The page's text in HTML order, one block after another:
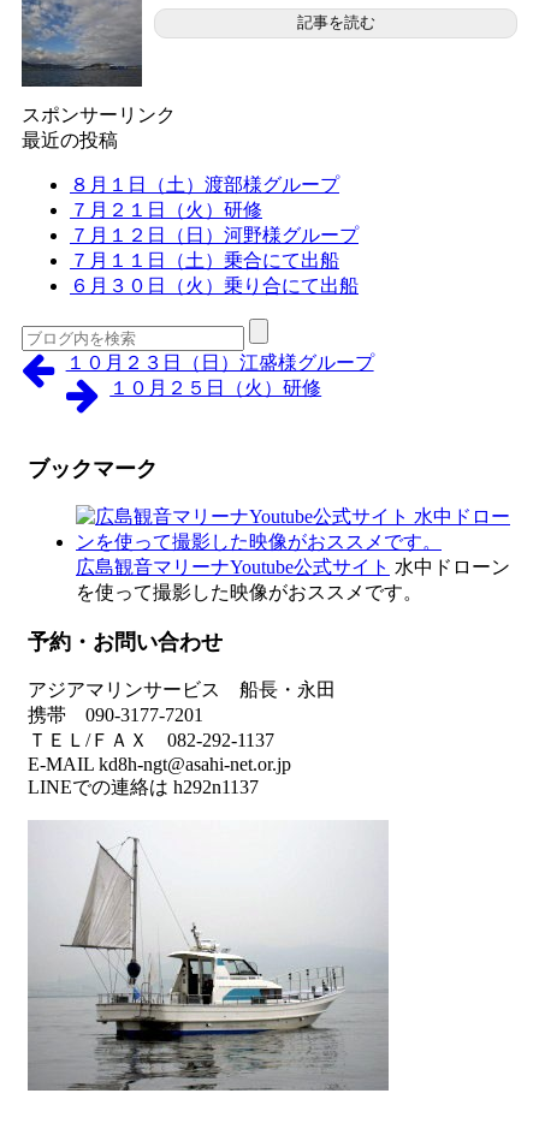
記事を読む
スポンサーリンク
最近の投稿
８月１日（土）渡部様グループ
７月２１日（火）研修
７月１２日（日）河野様グループ
７月１１日（土）乗合にて出船
６月３０日（火）乗り合にて出船
１０月２３日（日）江盛様グループ
１０月２５日（火）研修
ブックマーク
広島観音マリーナYoutube公式サイト 水中ドローン
を使って撮影した映像がおススメです。
予約・お問い合わせ
アジアマリンサービス 船長・永田
携帯 090-3177-7201
ＴＥＬ/ＦＡＸ 082-292-1137
E-MAIL kd8h-ngt@asahi-net.or.jp
LINEでの連絡は h292n1137